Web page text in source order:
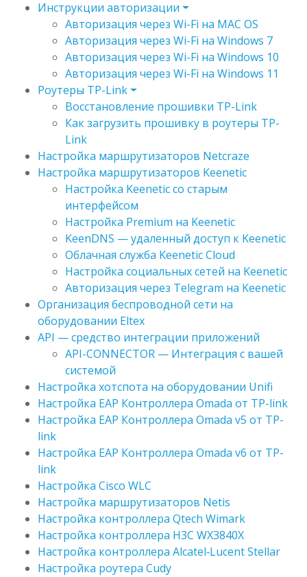
Инструкции авторизации
Авторизация через Wi-Fi на MAC OS
Авторизация через Wi-Fi на Windows 7
Авторизация через Wi-Fi на Windows 10
Авторизация через Wi-Fi на Windows 11
Роутеры TP-Link
Восстановление прошивки TP-Link
Как загрузить прошивку в роутеры TP-
Link
Настройка маршрутизаторов Netcraze
Настройка маршрутизаторов Keenetic
Настройка Keenetic со старым
интерфейсом
Настройка Premium на Keenetic
KeenDNS — удаленный доступ к Keenetic
Облачная служба Keenetic Cloud
Настройка социальных сетей на Keenetic
Авторизация через Telegram на Keenetic
Организация беспроводной сети на
оборудовании Eltex
API — средство интеграции приложений
API-CONNECTOR — Интеграция с вашей
системой
Настройка хотспота на оборудовании Unifi
Настройка EAP Контроллера Omada от TP-link
Настройка EAP Контроллера Omada v5 от TP-
link
Настройка EAP Контроллера Omada v6 от TP-
link
Настройка Cisco WLC
Настройка маршрутизаторов Netis
Настройка контроллера Qtech Wimark
Настройка контроллера H3C WX3840X
Настройка контроллера Alcatel‑Lucent Stellar
Настройка роутера Cudy